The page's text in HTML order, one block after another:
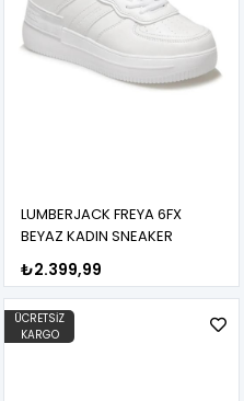
LUMBERJACK FREYA 6FX
BEYAZ KADIN SNEAKER
₺2.399,99
ÜCRETSIZ
KARGO